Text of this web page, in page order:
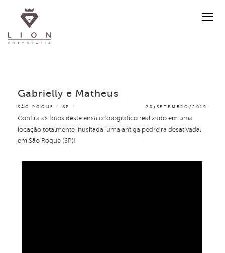
SÃO ROQUE - SP 20/SETEMBRO/2019
Gabrielly e Matheus
Confira as fotos deste ensaio fotográfico realizado em uma
locação totalmente inusitada, uma antiga pedreira desativada,
em São Roque (SP)!